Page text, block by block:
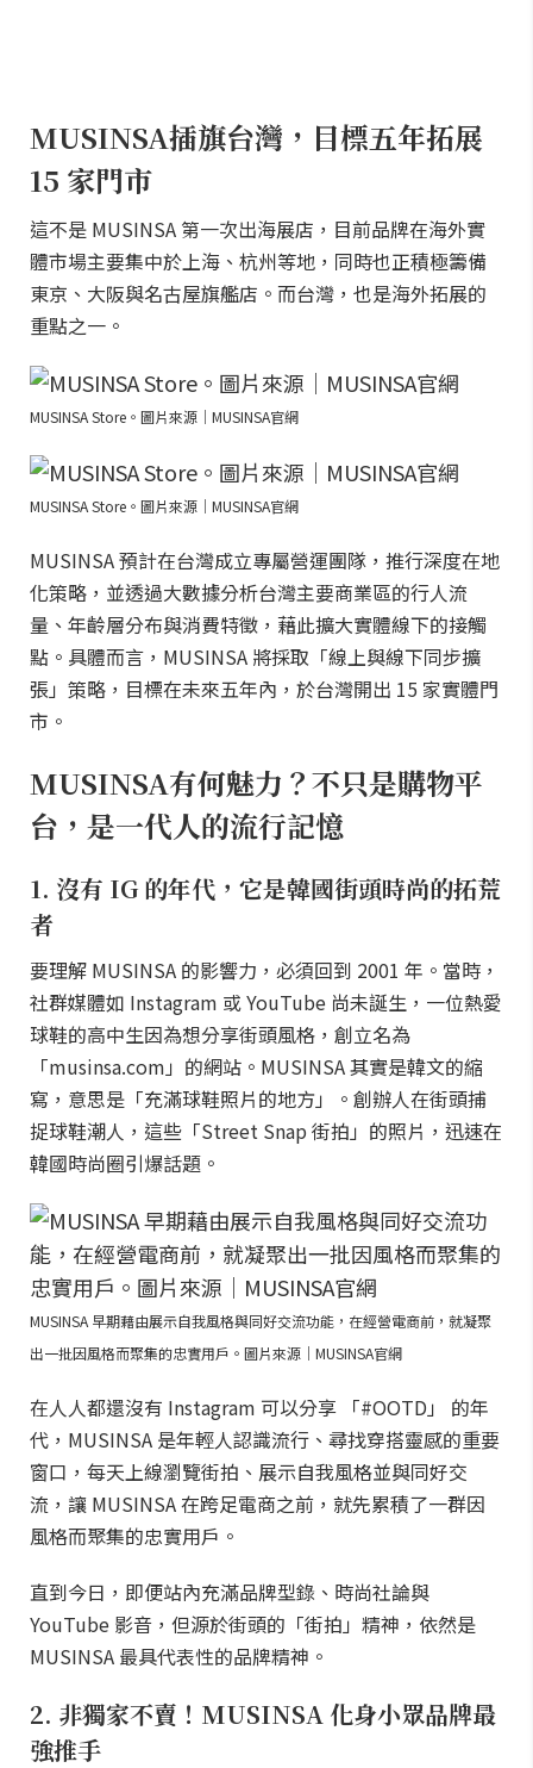
MUSINSA插旗台灣，目標五年拓展
15 家門市
這不是 MUSINSA 第一次出海展店，目前品牌在海外實
體市場主要集中於上海、杭州等地，同時也正積極籌備
東京、大阪與名古屋旗艦店。而台灣，也是海外拓展的
重點之一。
MUSINSA Store。圖片來源｜MUSINSA官網
MUSINSA Store。圖片來源｜MUSINSA官網
MUSINSA 預計在台灣成立專屬營運團隊，推行深度在地
化策略，並透過大數據分析台灣主要商業區的行人流
量、年齡層分布與消費特徵，藉此擴大實體線下的接觸
點。具體而言，MUSINSA 將採取「線上與線下同步擴
張」策略，目標在未來五年內，於台灣開出 15 家實體門
市。
MUSINSA有何魅力？不只是購物平
台，是一代人的流行記憶
1. 沒有 IG 的年代，它是韓國街頭時尚的拓荒
者
要理解 MUSINSA 的影響力，必須回到 2001 年。當時，
社群媒體如 Instagram 或 YouTube 尚未誕生，一位熱愛
球鞋的高中生因為想分享街頭風格，創立名為
「musinsa.com」的網站。MUSINSA 其實是韓文的縮
寫，意思是「充滿球鞋照片的地方」。創辦人在街頭捕
捉球鞋潮人，這些「Street Snap 街拍」的照片，迅速在
韓國時尚圈引爆話題。
MUSINSA 早期藉由展示自我風格與同好交流功能，在經營電商前，就凝聚
出一批因風格而聚集的忠實用戶。圖片來源｜MUSINSA官網
在人人都還沒有 Instagram 可以分享 「#OOTD」 的年
代，MUSINSA 是年輕人認識流行、尋找穿搭靈感的重要
窗口，每天上線瀏覽街拍、展示自我風格並與同好交
流，讓 MUSINSA 在跨足電商之前，就先累積了一群因
風格而聚集的忠實用戶。
直到今日，即便站內充滿品牌型錄、時尚社論與
YouTube 影音，但源於街頭的「街拍」精神，依然是
MUSINSA 最具代表性的品牌精神。
2. 非獨家不賣！MUSINSA 化身小眾品牌最
強推手